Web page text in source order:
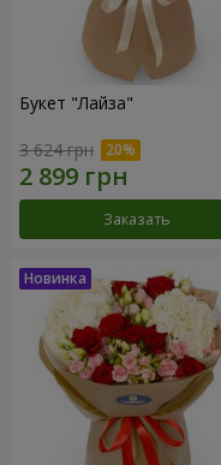
Букет "Лайза"
3 624 грн
Заказать